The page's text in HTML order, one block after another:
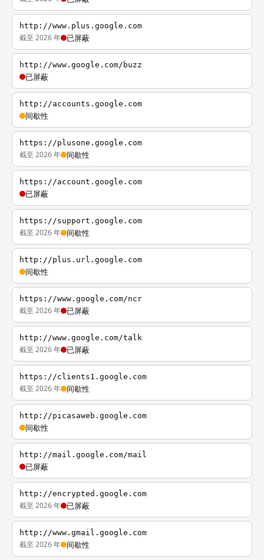
http://www.plus.google.com
截至 2026 年 已屏蔽
http://www.google.com/buzz
已屏蔽
http://accounts.google.com
间歇性
https://plusone.google.com
截至 2026 年 间歇性
https://account.google.com
已屏蔽
https://support.google.com
截至 2026 年 间歇性
http://plus.url.google.com
间歇性
https://www.google.com/ncr
截至 2026 年 已屏蔽
http://www.google.com/talk
截至 2026 年 已屏蔽
https://clients1.google.com
截至 2026 年 间歇性
http://picasaweb.google.com
间歇性
http://mail.google.com/mail
已屏蔽
http://encrypted.google.com
截至 2026 年 已屏蔽
http://www.gmail.google.com
截至 2026 年 间歇性